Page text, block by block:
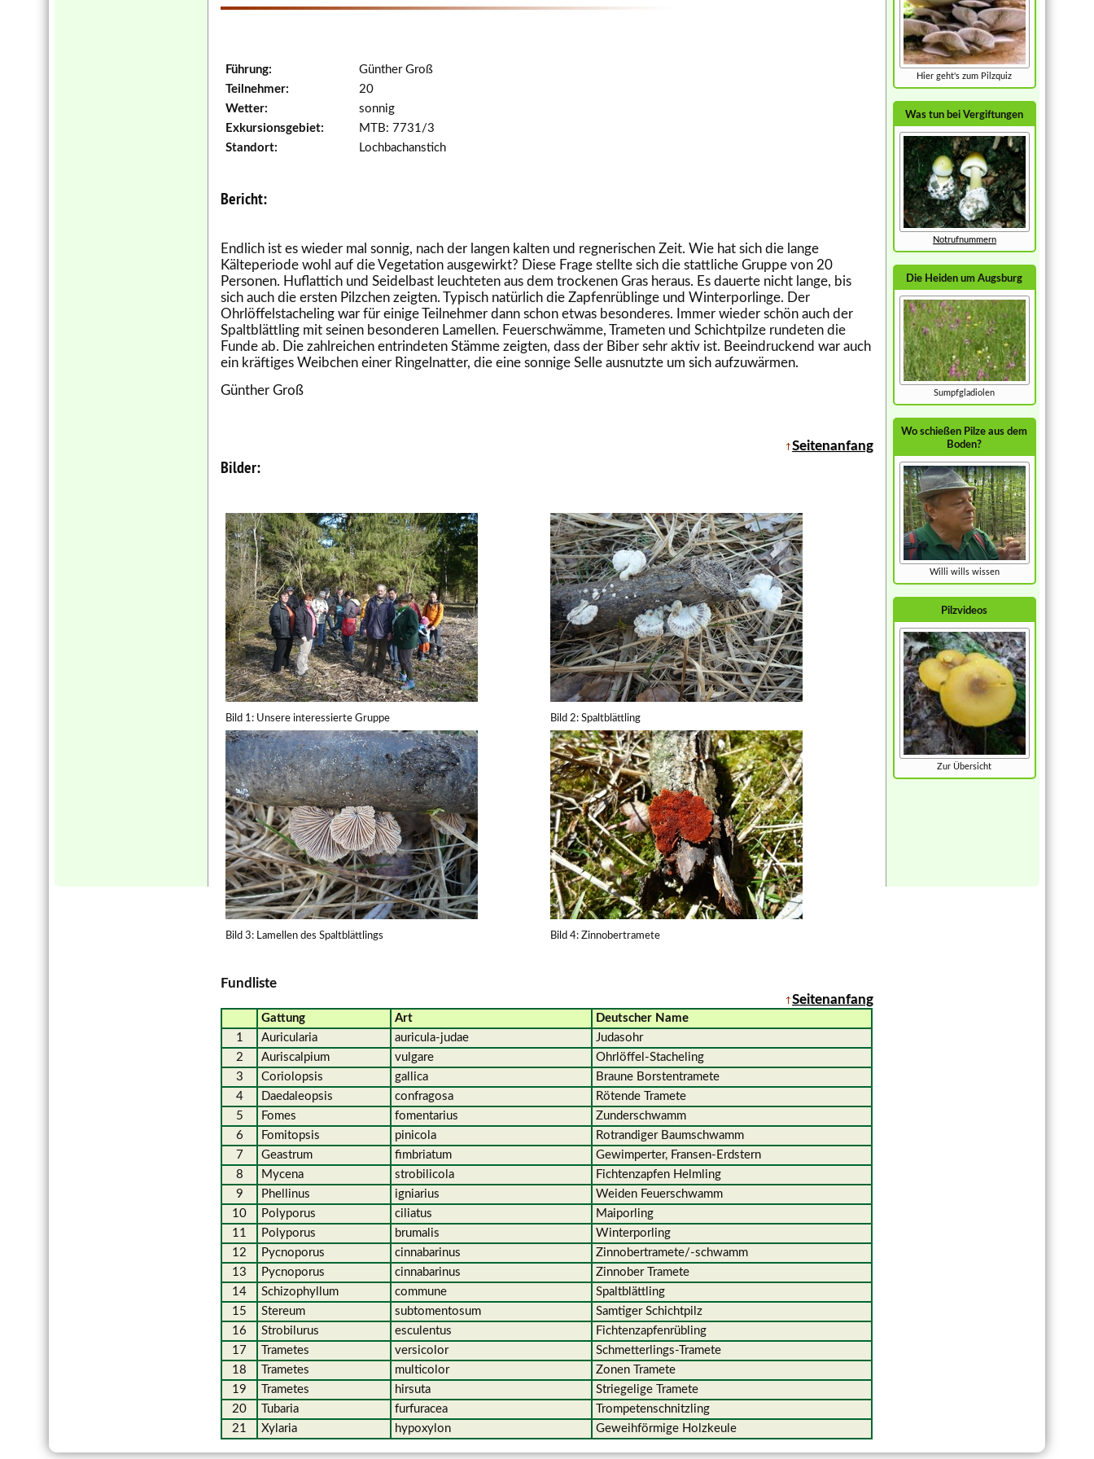
Führung:
Günther Groß
Teilnehmer:
20
Wetter:
sonnig
Exkursionsgebiet:
MTB: 7731/3
Standort:
Lochbachanstich
Bericht:
Endlich ist es wieder mal sonnig, nach der langen kalten und regnerischen Zeit. Wie hat sich die lange
Kälteperiode wohl auf die Vegetation ausgewirkt? Diese Frage stellte sich die stattliche Gruppe von 20
Personen. Huflattich und Seidelbast leuchteten aus dem trockenen Gras heraus. Es dauerte nicht lange, bis
sich auch die ersten Pilzchen zeigten. Typisch natürlich die Zapfenrüblinge und Winterporlinge. Der
Ohrlöffelstacheling war für einige Teilnehmer dann schon etwas besonderes. Immer wieder schön auch der
Spaltblättling mit seinen besonderen Lamellen. Feuerschwämme, Trameten und Schichtpilze rundeten die
Funde ab. Die zahlreichen entrindeten Stämme zeigten, dass der Biber sehr aktiv ist. Beeindruckend war auch
ein kräftiges Weibchen einer Ringelnatter, die eine sonnige Selle ausnutzte um sich aufzuwärmen.
Günther Groß
Seitenanfang
Bilder:
Bild 1: Unsere interessierte Gruppe Bild 2: Spaltblättling
Bild 3: Lamellen des Spaltblättlings Bild 4: Zinnobertramete
Fundliste
Seitenanfang
Gattung Art
Deutscher Name
1
Auricularia auricula-judae
Judasohr
2
Auriscalpium vulgare
Ohrlöffel-Stacheling
3
Coriolopsis gallica
Braune Borstentramete
4
Daedaleopsis confragosa
Rötende Tramete
5
Fomes fomentarius
Zunderschwamm
6
Fomitopsis pinicola
Rotrandiger Baumschwamm
7
Geastrum fimbriatum
Gewimperter, Fransen-Erdstern
8
Mycena strobilicola
Fichtenzapfen Helmling
9
Phellinus igniarius
Weiden Feuerschwamm
10
Polyporus ciliatus
Maiporling
11
Polyporus brumalis
Winterporling
12
Pycnoporus cinnabarinus
Zinnobertramete/-schwamm
13
Pycnoporus cinnabarinus
Zinnober Tramete
14
Schizophyllum commune
Spaltblättling
15
Stereum subtomentosum
Samtiger Schichtpilz
16
Strobilurus esculentus
Fichtenzapfenrübling
17
Trametes versicolor
Schmetterlings-Tramete
18
Trametes multicolor
Zonen Tramete
19
Trametes hirsuta
Striegelige Tramete
20
Tubaria furfuracea
Trompetenschnitzling
21
Xylaria hypoxylon Geweihförmige Holzkeule
Hier geht's zum Pilzquiz
Was tun bei Vergiftungen
Notrufnummern
Die Heiden um Augsburg
Sumpfgladiolen
Wo schießen Pilze aus dem
Boden?
Willi wills wissen
Pilzvideos
Zur Übersicht